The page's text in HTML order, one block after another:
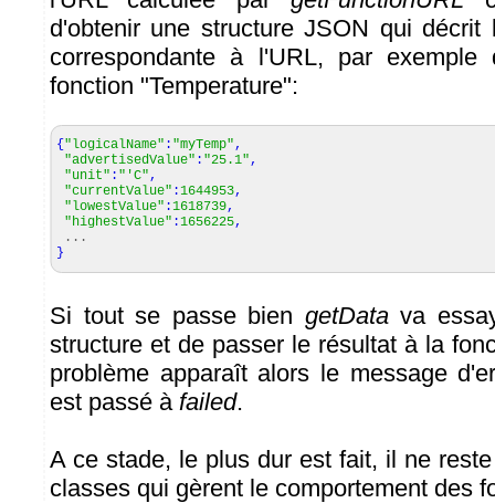
d'obtenir une structure JSON qui décrit
correspondante à l'URL, par
fonction "Temperature":
{ "logicalName" : "myTemp",
"advertisedValue" : "25.1",
"unit" : "'C",
"currentValue" :1644953,
"lowestValue" :1618739,
"highestValue" :1656225,
...
}
Si tout se passe bien getDatava
structure et de passer le résultat à la
problème apparaît alors le message
est passé à failed.
A ce stade, le plus dur est fait, il ne
classes qui gèrent le comportement des